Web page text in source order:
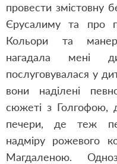
провести змістовну
Єрусалиму та про
Кольори та
нагадала мені
послуговувалася у
вони наділені
сюжеті з Голгофою,
печери, де теж
надміру рожевого
Магдаленою.